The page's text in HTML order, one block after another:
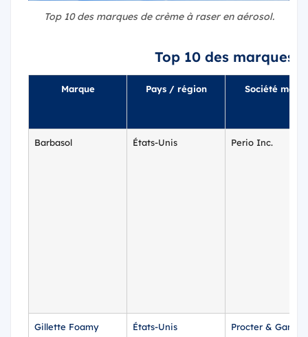
Top 10 des marques de crème à raser en aérosol.
Top 10 des marques
Marque Pays / région Société mère
Barbasol États-Unis Perio Inc.
Gillette Foamy États-Unis Procter & Gamble